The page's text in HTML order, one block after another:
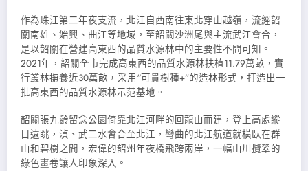
作為珠江第二年夜支流，北江自西南往東北穿山越嶺，流經韶
關南雄、始興、曲江等地域，至韶關沙洲尾與主流武江會合，
是以韶關在營建高東西的品質水源林中的主要性不問可知。
2021年，韶關全市完成高東西的品質水源林扶植11.79萬畝，實
行叢林撫養近30萬畝，采用“可貴樹種+”的造林形式，打造出一
批高東西的品質水源林示范基地。
韶關張九齡留念公園倚靠北江河畔的回龍山而建，登上高處縱
目遠眺，湞、武二水會合至北江，彎曲的北江航道就橫臥在群
山和碧樹之間，宏偉的韶州年夜橋飛跨兩岸，一幅山川攬翠的
綠色畫卷讓人印象深入。